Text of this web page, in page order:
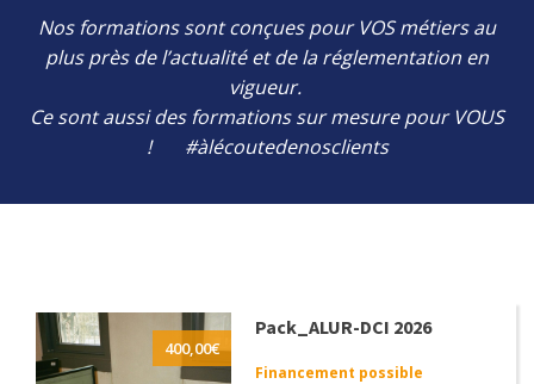
Nos formations sont conçues pour VOS métiers au
plus près de l’actualité et de la réglementation en
vigueur.
Ce sont aussi des formations sur mesure pour VOUS
! #àlécoutedenosclients
400,00€
Pack_ALUR-DCI 2026
Financement possible